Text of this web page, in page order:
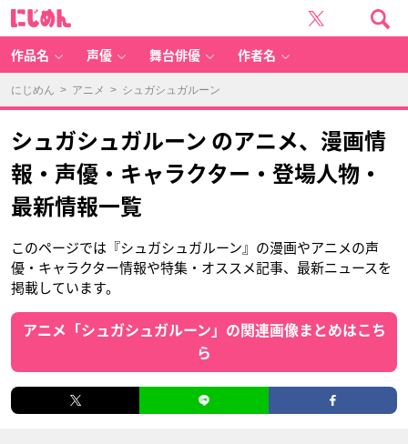
作品名 声優 舞台俳優 作者名
にじめん > アニメ > シュガシュガルーン
シュガシュガルーン のアニメ、漫画情
報・声優・キャラクター・登場人物・
最新情報一覧
このページでは『シュガシュガルーン』の漫画やアニメの声
優・キャラクター情報や特集・オススメ記事、最新ニュースを
掲載しています。
アニメ「シュガシュガルーン」の関連画像まとめはこち
ら